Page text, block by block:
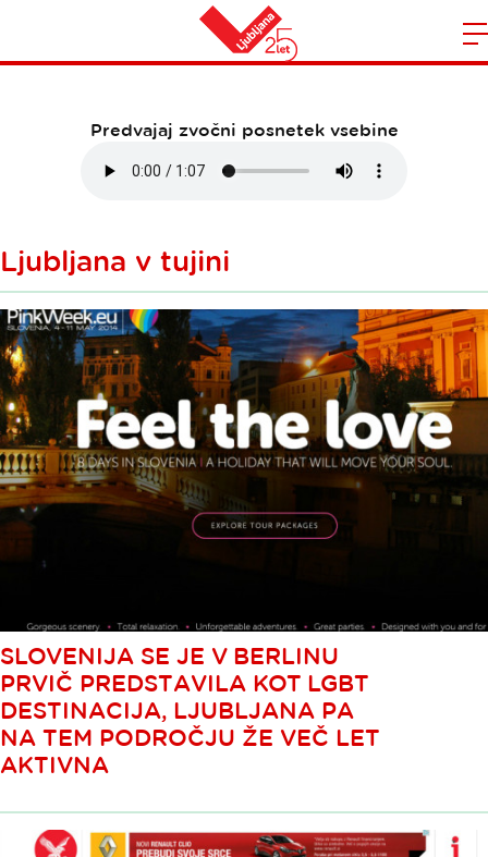
Domov
Marec 2014
Predvajaj zvočni posnetek vsebine
Ljubljana v tujini
SLOVENIJA SE JE V BERLINU
PRVIČ PREDSTAVILA KOT LGBT
DESTINACIJA, LJUBLJANA PA
NA TEM PODROČJU ŽE VEČ LET
AKTIVNA